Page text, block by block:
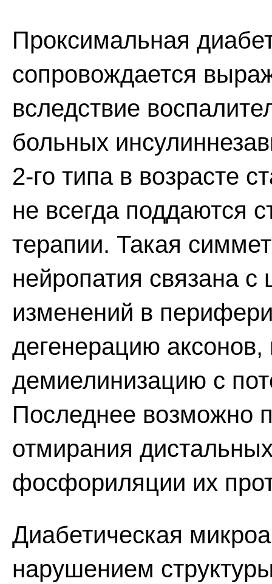
Проксимальная
сопровождается
вследствие
больных
2-го типа в возрасте
не всегда поддаются
терапии. Такая
нейропатия связана
изменений в
дегенерацию
демиелинизацию с
Последнее возможно
отмирания
фосфориляции их
Диабетическая
нарушением